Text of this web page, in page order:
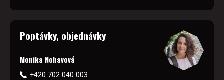
Poptávky, objednávky
Monika Nohavová
+420 702 040 003